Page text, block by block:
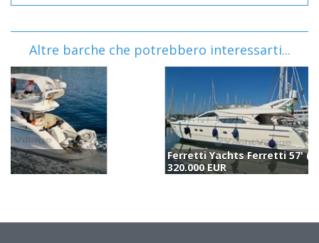
Altre barche che potrebbero interessarti...
Ferretti Yachts Ferretti 57' (2000)
320.000 EUR